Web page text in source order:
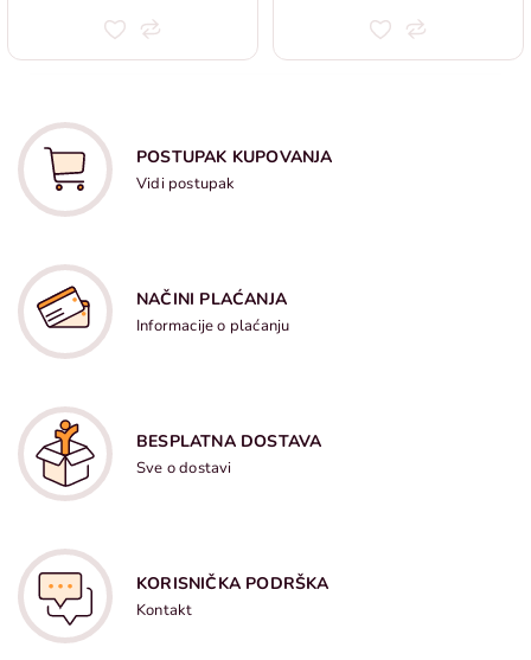
POSTUPAK KUPOVANJA
Vidi postupak
NAČINI PLAĆANJA
Informacije o plaćanju
BESPLATNA DOSTAVA
Sve o dostavi
KORISNIČKA PODRŠKA
Kontakt